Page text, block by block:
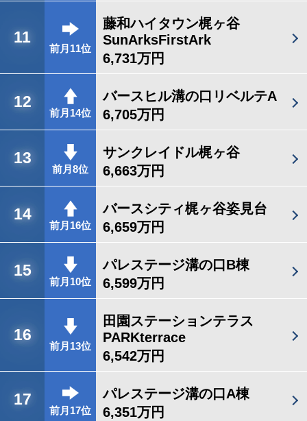
11
前月11位
藤和ハイタウン梶ヶ谷
SunArksFirstArk
6,731万円
12
前月14位
バースヒル溝の口リベルテA
6,705万円
13
前月8位
サンクレイドル梶ヶ谷
6,663万円
14
前月16位
バースシティ梶ヶ谷姿見台
6,659万円
15
前月10位
パレステージ溝の口B棟
6,599万円
16
前月13位
田園ステーションテラス
PARKterrace
6,542万円
17
前月17位
パレステージ溝の口A棟
6,351万円